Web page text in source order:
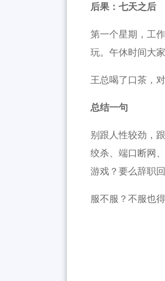
后果：七天之后
第一个星期，工
玩。午休时间大
王总喝了口茶，
总结一句
别跟人性较劲，
绞杀、端口断网
游戏？要么辞职
服不服？不服也得